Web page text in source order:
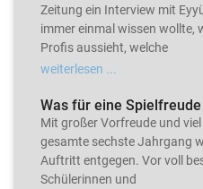
Zeitung ein Interview mit
immer einmal wissen wollte,
Profis aussieht, welche
weiterlesen ...
Was für eine Spielfreude
Mit großer Vorfreude und
gesamte sechste Jahrgang
Auftritt entgegen. Vor voll
Schülerinnen und